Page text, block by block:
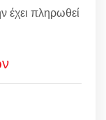
έχει πληρωθεί